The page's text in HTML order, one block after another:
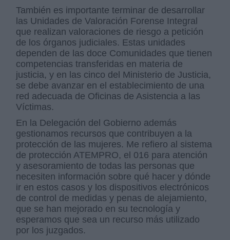
También es importante terminar de desarrollar
las Unidades de Valoración Forense Integral
que realizan valoraciones de riesgo a petición
de los órganos judiciales. Estas unidades
dependen de las doce Comunidades que tienen
competencias transferidas en materia de
justicia, y en las cinco del Ministerio de Justicia,
se debe avanzar en el establecimiento de una
red adecuada de Oficinas de Asistencia a las
Víctimas.
En la Delegación del Gobierno además
gestionamos recursos que contribuyen a la
protección de las mujeres. Me refiero al sistema
de protección ATEMPRO, el 016 para atención
y asesoramiento de todas las personas que
necesiten información sobre qué hacer y dónde
ir en estos casos y los dispositivos electrónicos
de control de medidas y penas de alejamiento,
que se han mejorado en su tecnología y
esperamos que sea un recurso más utilizado
por los juzgados.